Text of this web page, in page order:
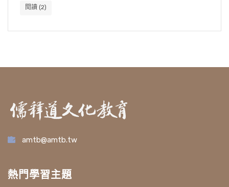
閱讀 (2)
amtb@amtb.tw
熱門學習主題